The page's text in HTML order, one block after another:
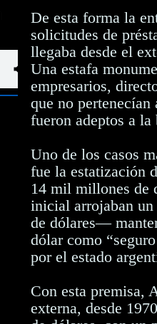
De esta forma la
solicitudes de
llegaba desde el
Una estafa
empresarios,
que no
fueron adeptos a la
Uno de los casos
fue la estatización
14 mil millones de
inicial arrojaban
de dólares—
dólar como
por el estado
Con esta premisa,
externa, desde